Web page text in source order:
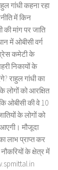
गांधी कहना रहा
में किन
की मांग पर जाति
में ओबीसी वर्ग
कमेटी के
निकायों के
राहुल गांधी का
लोगों को आरक्षित
ओबीसी की वे 10
के लोगों को
आएगी। मौजूदा
लाभ प्राप्त कर
के क्षेत्र में